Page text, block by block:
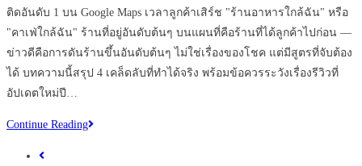
ติดอันดับ 1 บน Google Maps เวลาลูกค้าเสิร์ช "ร้านอาหารใกล้ฉัน" หรือ
"คาเฟ่ใกล้ฉัน" ร้านที่อยู่อันดับต้นๆ บนแผนที่คือร้านที่ได้ลูกค้าไปก่อน —
ข่าวดีคือการดันร้านขึ้นอันดับต้นๆ ไม่ใช่เรื่องของโชค แต่มีสูตรที่จับต้อง
ได้ บทความนี้สรุป 4 เคล็ดลับที่ทำได้จริง พร้อมข้อควรระวังเรื่องรีวิวที่
อัปเดตใหม่ปี…
Continue Reading4
Go